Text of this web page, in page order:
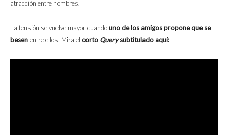
atracción entre hombres.
La tensión se vuelve mayor cuandouno de los amigos propone que se
besenentre ellos. Mira el corto Querysubtitulado aquí: